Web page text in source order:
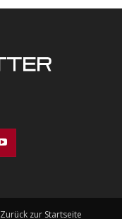
Zurück zur Startseite